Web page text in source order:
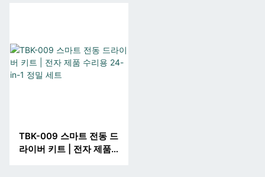
TBK-009 스마트 전동 드
라이버 키트 | 전자 ​​제품